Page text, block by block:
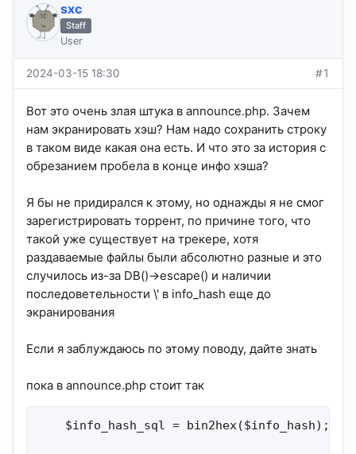
sхс
Staff
User
2024-03-15 18:30 #1
Вот это очень злая штука в announce.php. Зачем
нам экранировать хэш? Нам надо сохранить строку
в таком виде какая она есть. И что это за история с
обрезанием пробела в конце инфо хэша?
Я бы не придирался к этому, но однажды я не смог
зарегистрировать торрент, по причине того, что
такой уже существует на трекере, хотя
раздаваемые файлы были абсолютно разные и это
случилось из-за DB()->escape() и наличии
последоветельности \' в info_hash еще до
экранирования
Если я заблуждаюсь по этому поводу, дайте знать
пока в announce.php стоит так
    $info_hash_sql = bin2hex($info_hash);